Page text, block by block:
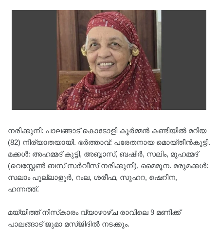
നരിക്കുനി: പാലങ്ങാട് കൊടോളി കൂർമ്മൻ കണ്ടിയിൽ മറിയ
(82) നിര്യാതയായി. ഭർത്താവ്: പരേതനായ മൊയ്തീൻകുട്ടി.
മക്കൾ: അഹമ്മദ് കുട്ടി, അബ്ബാസ്, ബഷീർ, സലിം, മുഹമ്മദ്
(വെസ്റ്റേൺ ബസ് സർവീസ് നരിക്കുനി), മൈമൂന. മരുമക്കൾ:
സലാം പുല്ലാളൂർ, റംല, ശരീഫ, സുഹറ, ഷെറീന,
ഹന്നത്ത്.
മയ്യിത്ത് നിസ്‌കാരം വ്യാഴാഴ്ച രാവിലെ 9 മണിക്ക്
പാലങ്ങാട് ജുമാ മസ്ജിദിൽ നടക്കും.